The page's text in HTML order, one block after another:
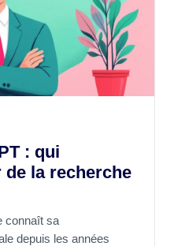
: qui
de la recherche
connaît sa
depuis les années